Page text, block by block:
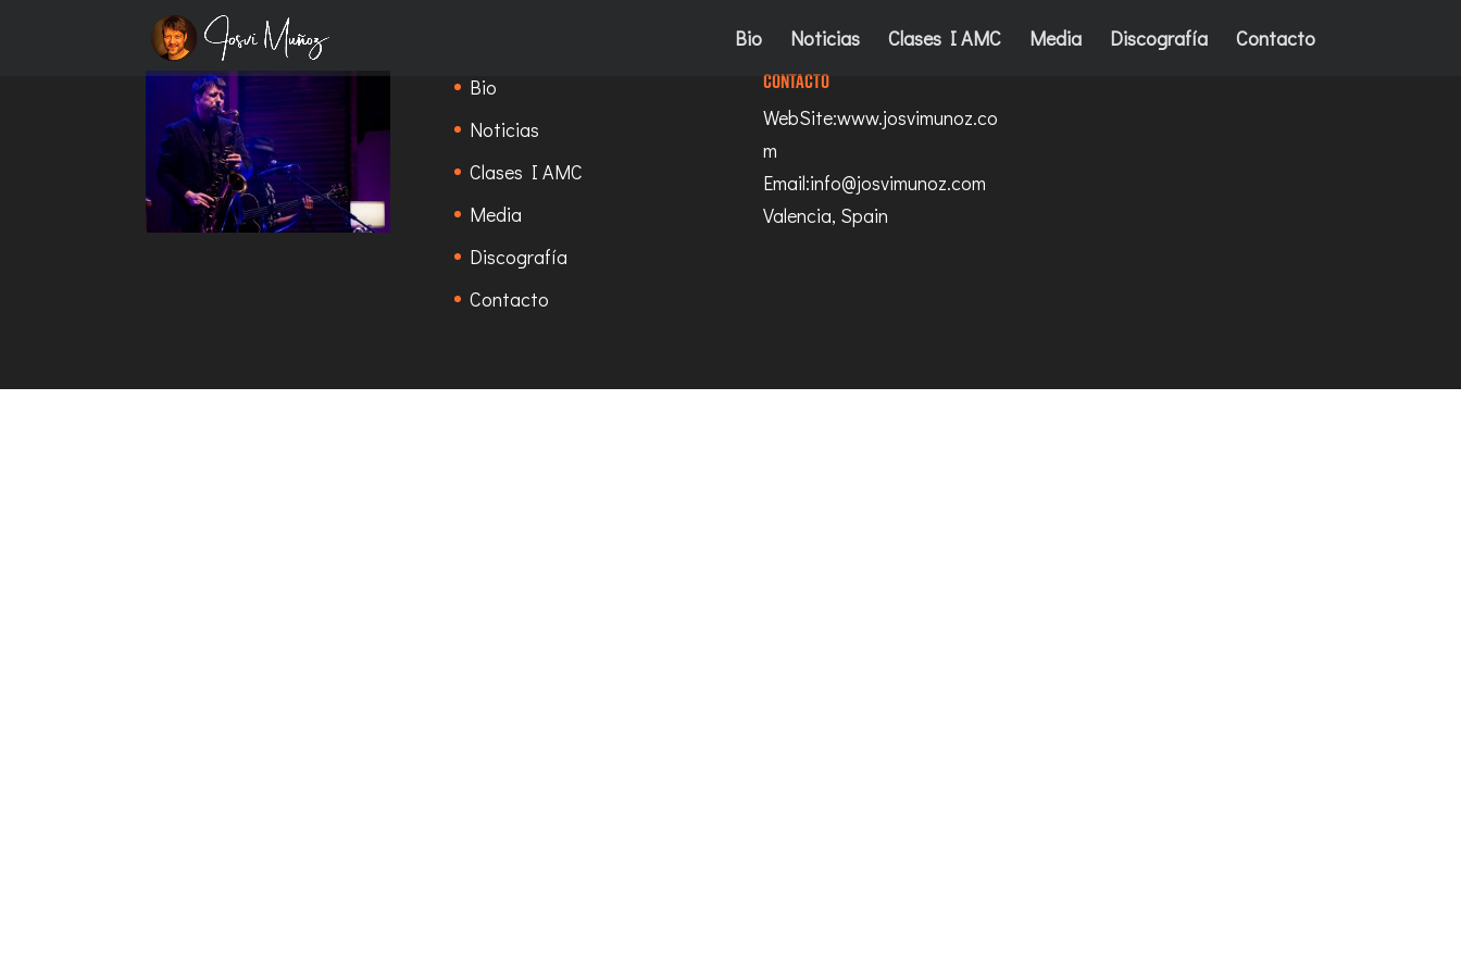
Bio Noticias Clases I AMC Media Discografía
Contacto
Bio
Noticias
Clases I AMC
Media
Discografía
Contacto
Contacto
WebSite:www.josvimunoz.co
m
Email:info@josvimunoz.com
Valencia, Spain